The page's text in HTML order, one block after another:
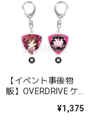
【イベント事後物
販】OVERDRIVE ケ
¥1,375